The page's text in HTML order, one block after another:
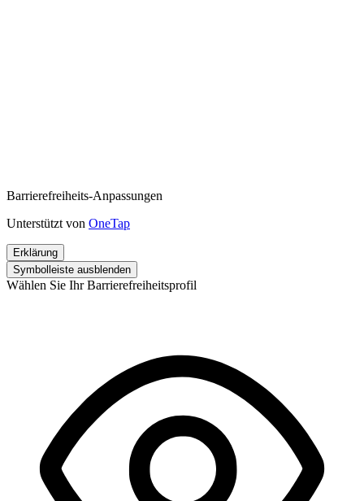
Barrierefreiheits-Anpassungen
Unterstützt von OneTap
Erklärung
Symbolleiste ausblenden
Wählen Sie Ihr Barrierefreiheitsprofil